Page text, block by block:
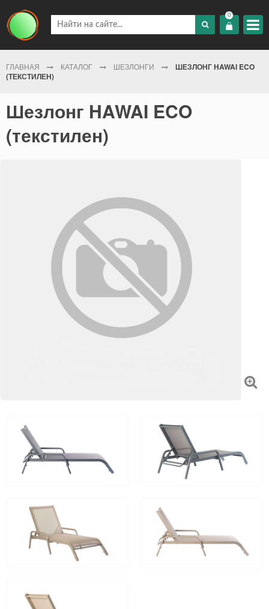
0
ГЛАВНАЯ КАТАЛОГ ШЕЗЛОНГИ
ШЕЗЛОНГ HAWAI ECO
(ТЕКСТИЛЕН)
Шезлонг HAWAI ECO
(текстилен)